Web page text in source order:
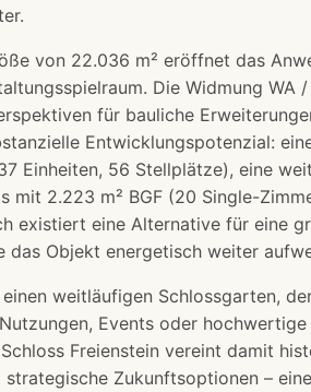
von 22.036 m² eröffnet das
Die Widmung WA
für bauliche
Entwicklungspotenzial:
Einheiten, 56 Stellplätze), eine
mit 2.223 m² BGF (20 Single-
existiert eine Alternative für eine
das Objekt energetisch weiter
weitläufigen Schlossgarten,
Events oder hochwertige
Freienstein vereint damit
Zukunftsoptionen –